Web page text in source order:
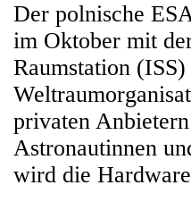
Der polnische
im Oktober mit
Raumstation
privaten
Astronautinnen
wird die